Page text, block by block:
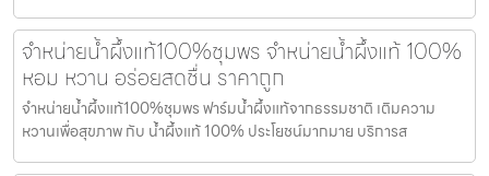
จำหน่ายน้ำผึ้งแท้100%ชุมพร จำหน่ายน้ำผึ้งแท้ 100%
หอม หวาน อร่อยสดชื่น ราคาถูก
จำหน่ายน้ำผึ้งแท้100%ชุมพร ฟาร์มน้ำผึ้งแท้จากธรรมชาติ เติมความ
หวานเพื่อสุขภาพ กับ น้ำผึ้งแท้ 100% ประโยชน์มากมาย บริการส